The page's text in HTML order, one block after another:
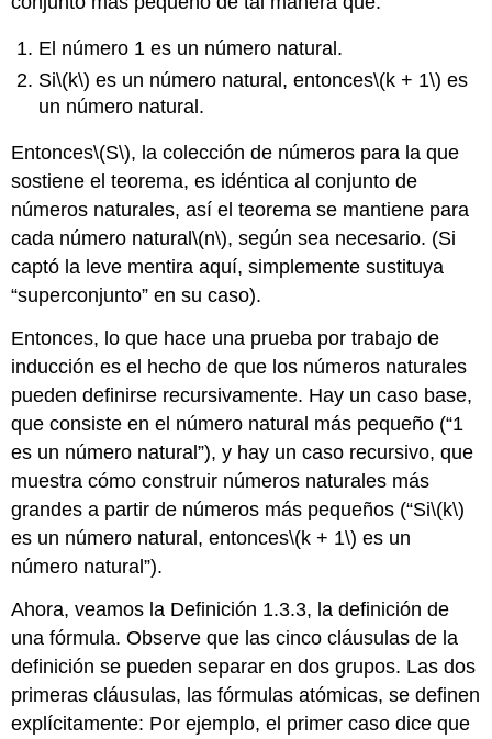
El número 1 es un número natural.
Si\(k\) es un número natural, entonces\(k + 1\) es
un número natural.
Entonces\(S\), la colección de números para la que
sostiene el teorema, es idéntica al conjunto de
números naturales, así el teorema se mantiene para
cada número natural\(n\), según sea necesario. (Si
captó la leve mentira aquí, simplemente sustituya
“superconjunto” en su caso).
Entonces, lo que hace una prueba por trabajo de
inducción es el hecho de que los números naturales
pueden definirse recursivamente. Hay un caso base,
que consiste en el número natural más pequeño (“1
es un número natural”), y hay un caso recursivo, que
muestra cómo construir números naturales más
grandes a partir de números más pequeños (“Si\(k\)
es un número natural, entonces\(k + 1\) es un
número natural”).
Ahora, veamos la Definición 1.3.3, la definición de
una fórmula. Observe que las cinco cláusulas de la
definición se pueden separar en dos grupos. Las dos
primeras cláusulas, las fórmulas atómicas, se definen
explícitamente: Por ejemplo, el primer caso dice que